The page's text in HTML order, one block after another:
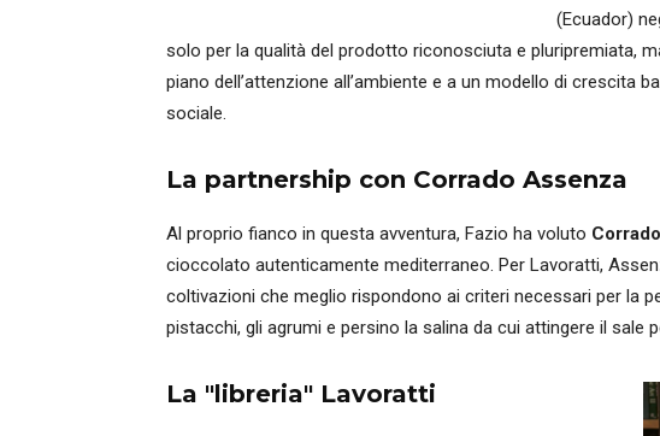
(Ecuador)
solo per la qualità del prodotto riconosciuta e pluripremiata,
piano dell’attenzione all’ambiente e a un modello di crescita
sociale.
La partnership con Corrado Assenza
Al proprio fianco in questa avventura, Fazio ha voluto
cioccolato autenticamente mediterraneo. Per Lavoratti,
coltivazioni che meglio rispondono ai criteri necessari per la
pistacchi, gli agrumi e persino la salina da cui attingere il sale
La "libreria" Lavoratti